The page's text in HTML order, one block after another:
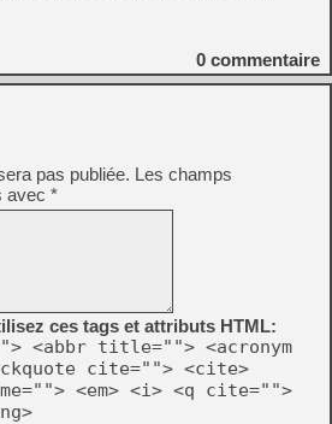
0 commentaire
pas publiée. Les champs
avec *
ces tags et attributs HTML:
<abbr title=""> <acronym
cite=""> <cite>
<em> <i> <q cite="">